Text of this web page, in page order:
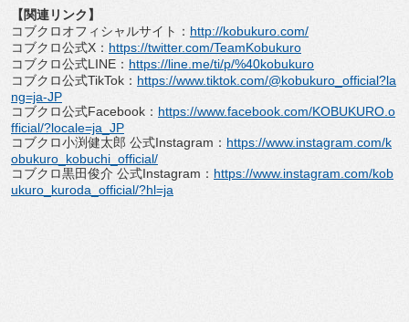
【関連リンク】
コブクロオフィシャルサイト： http://kobukuro. com/
コブクロ公式X： https://twitter.com/TeamKobukuro
コブクロ公式LINE： https://line.me/ti/p/%40kobukuro
コブクロ公式TikTok： https://www.tiktok.com/@kobukuro_official?la
ng=ja-JP
コブクロ公式Facebook： https://www.facebook.com/KOBUKURO. o
fficial/?locale=ja_JP
コブクロ小渕健太郎 公式Instagram： https://www. instagram.com/k
obukuro_ kobuchi_official/
コブクロ黒田俊介 公式Instagram： https://www. instagram.com/kob
ukuro_kuroda_ official/?hl=ja